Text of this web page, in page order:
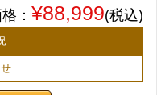
： ¥88,999(税込)